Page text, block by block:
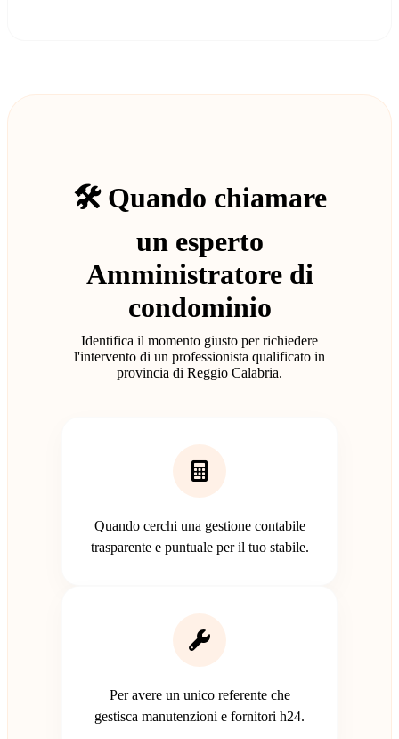
🛠️ Quando chiamare
un esperto
Amministratore di
condominio
Identifica il momento giusto per richiedere
l'intervento di un professionista qualificato in
provincia di Reggio Calabria.
Quando cerchi una gestione contabile
trasparente e puntuale per il tuo stabile.
Per avere un unico referente che
gestisca manutenzioni e fornitori h24.